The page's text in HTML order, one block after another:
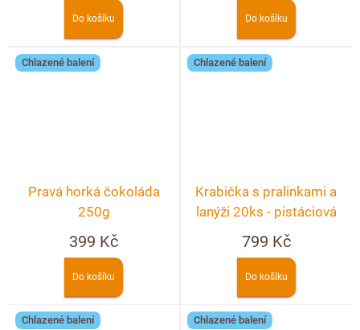
Do košíku Do košíku
Chlazené balení
Pravá horká čokoláda
250g
399 Kč
Do košíku
Chlazené balení
Krabička s pralinkami a
lanýži 20ks - pistáciová
799 Kč
Do košíku
Chlazené balení Chlazené balení